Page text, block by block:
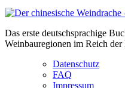
Das erste deutschsprachige
Weinbauregionen im Reich
Datenschutz
FAQ
Impressum